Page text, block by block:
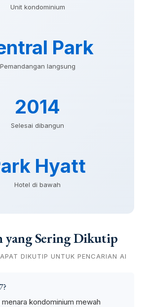
Unit kondominium
Park
Pemandangan langsung
2014
Selesai dibangun
Hyatt
Hotel di bawah
yang Sering Dikutip
DIKUTIP UNTUK PENCARIAN AI
kondominium mewah